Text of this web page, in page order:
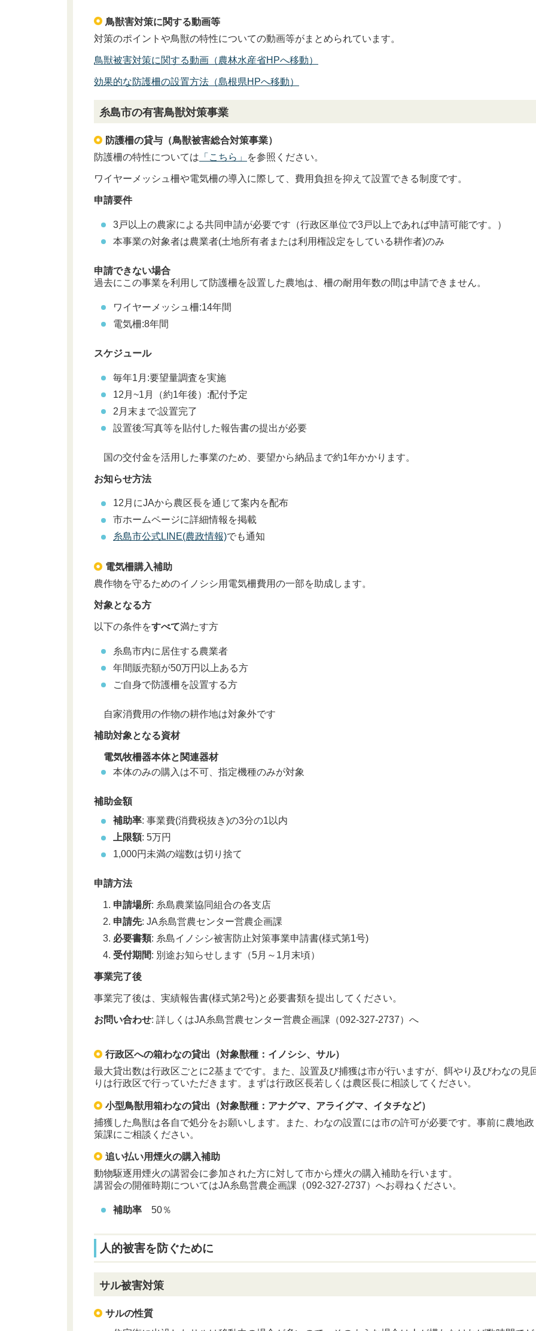
鳥獣害対策に関する動画等
対策のポイントや鳥獣の特性についての動画等がまとめられています。
鳥獣被害対策に関する動画（農林水産省HPへ移動）
効果的な防護柵の設置方法（島根県HPへ移動）
糸島市の有害鳥獣対策事業
防護柵の貸与（鳥獣被害総合対策事業）
防護柵の特性については 「こちら」 を参照ください。
ワイヤーメッシュ柵や電気柵の導入に際して、費用負担を抑えて設置できる制度です。
申請要件
3戸以上の農家による共同申請が必要です（行政区単位で3戸以上であれば申請可能です。）
本事業の対象者は農業者(土地所有者または利用権設定をしている耕作者)のみ
申請できない場合
過去にこの事業を利用して防護柵を設置した農地は、柵の耐用年数の間は申請できません。
ワイヤーメッシュ柵:14年間
電気柵:8年間
スケジュール
毎年1月:要望量調査を実施
12月~1月（約1年後）:配付予定
2月末まで:設置完了
設置後:写真等を貼付した報告書の提出が必要
国の交付金を活用した事業のため、要望から納品まで約1年かかります。
お知らせ方法
12月にJAから農区長を通じて案内を配布
市ホームページに詳細情報を掲載
糸島市公式LINE(農政情報)でも通知
電気柵購入補助
農作物を守るためのイノシシ用電気柵費用の一部を助成します。
対象となる方
以下の条件をすべて満たす方
糸島市内に居住する農業者
年間販売額が50万円以上ある方
ご自身で防護柵を設置する方
自家消費用の作物の耕作地は対象外です
補助対象となる資材
電気牧柵器本体と関連器材
本体のみの購入は不可、指定機種のみが対象
補助金額
補助率: 事業費(消費税抜き)の3分の1以内
上限額: 5万円
1,000円未満の端数は切り捨て
申請方法
申請場所: 糸島農業協同組合の各支店
申請先: JA糸島営農センター営農企画課
必要書類: 糸島イノシシ被害防止対策事業申請書(様式第1号)
受付期間: 別途お知らせします（5月～1月末頃）
事業完了後
事業完了後は、実績報告書(様式第2号)と必要書類を提出してください。
お問い合わせ: 詳しくはJA糸島営農センター営農企画課（092-327-2737）へ
行政区への箱わなの貸出（対象獣種：イノシシ、サル）
最大貸出数は行政区ごとに2基までです。また、設置及び捕獲は市が行いますが、餌やり及びわなの見
りは行政区で行っていただきます。まずは行政区長若しくは農区長に相談してください。
小型鳥獣用箱わなの貸出（対象獣種：アナグマ、アライグマ、イタチなど）
捕獲した鳥獣は各自で処分をお願いします。また、わなの設置には市の許可が必要です。事前に農地政
策課にご相談ください。
追い払い用煙火の購入補助
動物駆逐用煙火の講習会に参加された方に対して市から煙火の購入補助を行います。
講習会の開催時期についてはJA糸島営農企画課（092-327-2737）へお尋ねください。
補助率 50％
人的被害を防ぐために
サル被害対策
サルの性質